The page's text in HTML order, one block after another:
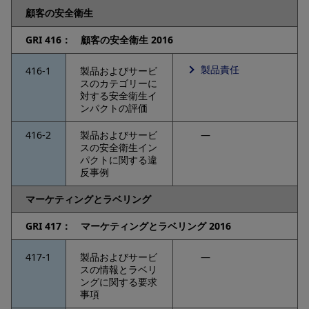
顧客の安全衛生
GRI 416： 顧客の安全衛生 2016
416-1
製品およびサービ
スのカテゴリーに
対する安全衛生イ
ンパクトの評価
製品責任
416-2
製品およびサービ
スの安全衛生イン
パクトに関する違
反事例
―
マーケティングとラベリング
GRI 417： マーケティングとラベリング 2016
417-1
製品およびサービ
スの情報とラベリ
ングに関する要求
事項
―